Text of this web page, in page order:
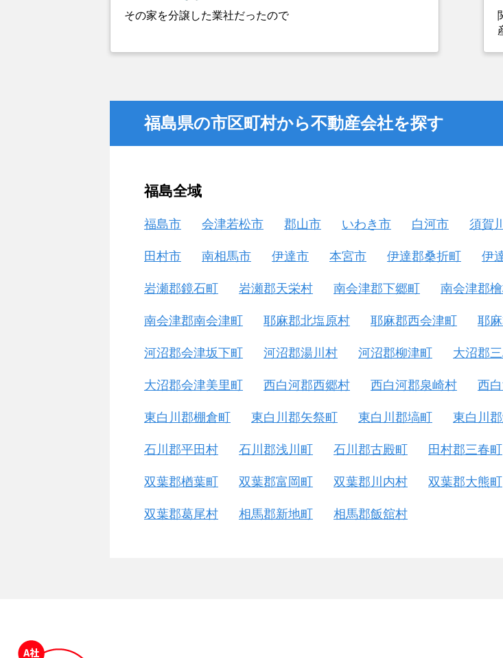
その家を分譲した業社だったので
福島県の市区町村から不動産会社を探す
福島全域
福島市 会津若松市 郡山市 いわき市 白河市 須賀
田村市 南相馬市 伊達市 本宮市 伊達郡桑折町 伊
岩瀬郡鏡石町 岩瀬郡天栄村 南会津郡下郷町 南会津郡
南会津郡南会津町 耶麻郡北塩原村 耶麻郡西会津町 耶麻
河沼郡会津坂下町 河沼郡湯川村 河沼郡柳津町 大沼郡三
大沼郡会津美里町 西白河郡西郷村 西白河郡泉崎村 西
東白川郡棚倉町 東白川郡矢祭町 東白川郡塙町 東白川
石川郡平田村 石川郡浅川町 石川郡古殿町 田村郡三春町
双葉郡楢葉町 双葉郡富岡町 双葉郡川内村 双葉郡大熊町
双葉郡葛尾村 相馬郡新地町 相馬郡飯舘村